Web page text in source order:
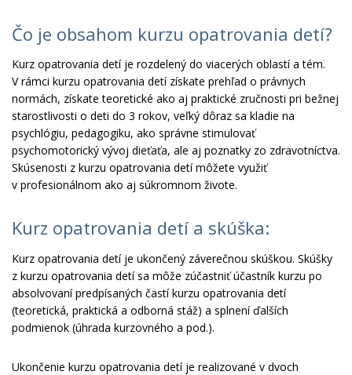
Čo je obsahom kurzu opatrovania detí?
Kurz opatrovania detí je rozdelený do viacerých oblastí a tém.
V rámci kurzu opatrovania detí získate prehľad o právnych
normách, získate teoretické ako aj praktické zručnosti pri bežnej
starostlivosti o deti do 3 rokov, veľký dôraz sa kladie na
psychlógiu, pedagogiku, ako správne stimulovať
psychomotorický vývoj dieťaťa, ale aj poznatky zo zdravotníctva.
Skúsenosti z kurzu opatrovania detí môžete využiť
v profesionálnom ako aj súkromnom živote.
Kurz opatrovania detí a skúška:
Kurz opatrovania detí je ukončený záverečnou skúškou. Skúšky
z kurzu opatrovania detí sa môže zúčastniť účastník kurzu po
absolvovaní predpísaných častí kurzu opatrovania detí
(teoretická, praktická a odborná stáž) a splnení ďalších
podmienok (úhrada kurzovného a pod.).
Ukončenie kurzu opatrovania detí je realizované v dvoch